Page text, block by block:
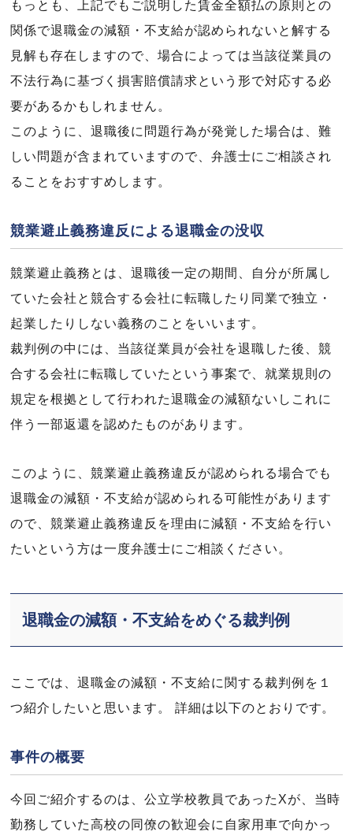
もっとも、上記でもご説明した賃金全額払の原則との
関係で退職金の減額・不支給が認められないと解する
見解も存在しますので、場合によっては当該従業員の
不法行為に基づく損害賠償請求という形で対応する必
要があるかもしれません。
このように、退職後に問題行為が発覚した場合は、難
しい問題が含まれていますので、弁護士にご相談され
ることをおすすめします。
競業避止義務違反による退職金の没収
競業避止義務とは、退職後一定の期間、自分が所属し
ていた会社と競合する会社に転職したり同業で独立・
起業したりしない義務のことをいいます。
裁判例の中には、当該従業員が会社を退職した後、競
合する会社に転職していたという事案で、就業規則の
規定を根拠として行われた退職金の減額ないしこれに
伴う一部返還を認めたものがあります。
このように、競業避止義務違反が認められる場合でも
退職金の減額・不支給が認められる可能性があります
ので、競業避止義務違反を理由に減額・不支給を行い
たいという方は一度弁護士にご相談ください。
退職金の減額・不支給をめぐる裁判例
ここでは、退職金の減額・不支給に関する裁判例を１
つ紹介したいと思います。 詳細は以下のとおりです。
事件の概要
今回ご紹介するのは、公立学校教員であったXが、当時
勤務していた高校の同僚の歓迎会に自家用車で向かっ